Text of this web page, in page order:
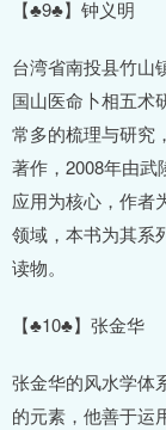
【♣9♣】钟义明
台湾省南投县竹山
国山医命卜相五术
常多的梳理与研究
著作，2008年由
应用为核心，作者
领域，本书为其系
读物。
【♣10♣】张金华
张金华的风水学体
的元素，他善于运